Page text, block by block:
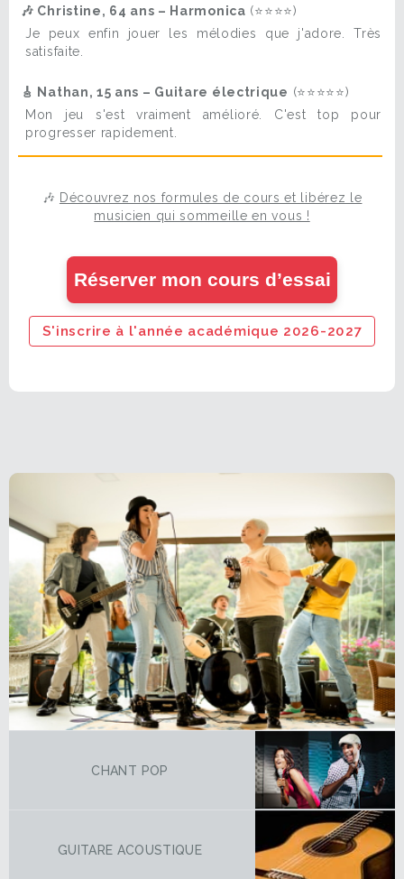
CHANT POP
GUITARE ACOUSTIQUE
🎶 Christine, 64 ans – Harmonica (⭐⭐⭐⭐)
Je peux enfin jouer les mélodies que j'adore. Très
satisfaite.
🎸 Nathan, 15 ans – Guitare électrique (⭐⭐⭐⭐⭐)
Mon jeu s'est vraiment amélioré. C'est top pour
progresser rapidement.
🎶 Découvrez nos formules de cours et libérez le
musicien qui sommeille en vous !
Réserver mon cours d’essai
S'inscrire à l'année académique 2026-2027